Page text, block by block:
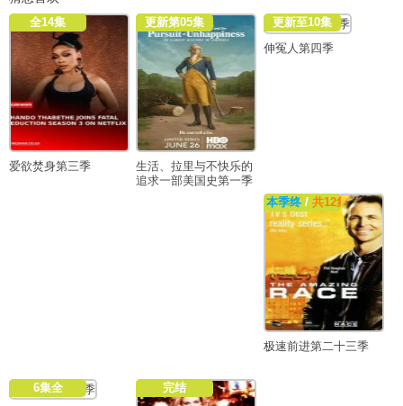
全14集
爱欲焚身第三季
更新第05集
生活、拉里与不快乐的
追求一部美国史第一季
更新至10集
伸冤人第四季
本季终/ 共12集
极速前进第二十三季
6集全
完结